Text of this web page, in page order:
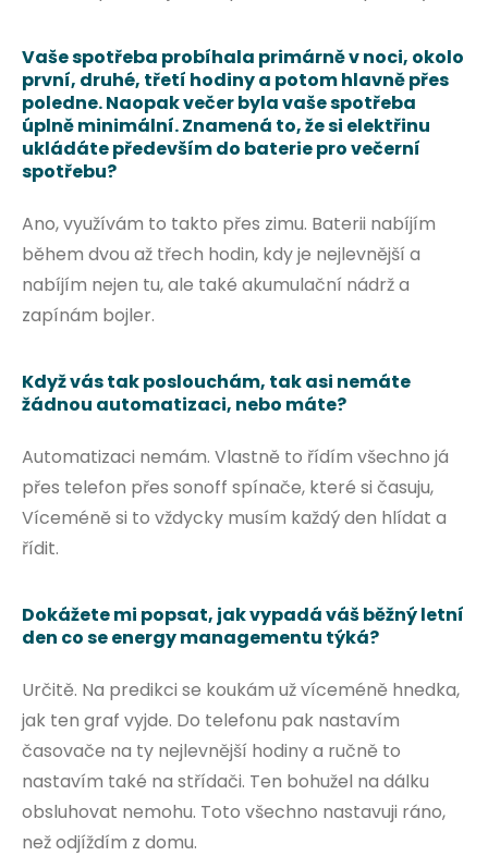
Vaše spotřeba probíhala primárně v noci, okolo
první, druhé, třetí hodiny a potom hlavně přes
poledne. Naopak večer byla vaše spotřeba
úplně minimální. Znamená to, že si elektřinu
ukládáte především do baterie pro večerní
spotřebu?
Ano, využívám to takto přes zimu. Baterii nabíjím
během dvou až třech hodin, kdy je nejlevnější a
nabíjím nejen tu, ale také akumulační nádrž a
zapínám bojler.
Když vás tak poslouchám, tak asi nemáte
žádnou automatizaci, nebo máte?
Automatizaci nemám. Vlastně to řídím všechno já
přes telefon přes sonoff spínače, které si časuju,
Víceméně si to vždycky musím každý den hlídat a
řídit.
Dokážete mi popsat, jak vypadá váš běžný letní
den co se energy managementu týká?
Určitě. Na predikci se koukám už víceméně hnedka,
jak ten graf vyjde. Do telefonu pak nastavím
časovače na ty nejlevnější hodiny a ručně to
nastavím také na střídači. Ten bohužel na dálku
obsluhovat nemohu. Toto všechno nastavuji ráno,
než odjíždím z domu.